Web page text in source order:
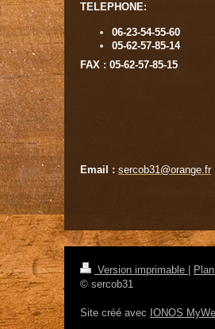
TELEPHONE:
06-23-54-55-60
05-62-57-85-14
FAX : 05-62-57-85-15
Email : sercob31@orange.fr
Version imprimable
© sercob31
Site créé avec IONOS